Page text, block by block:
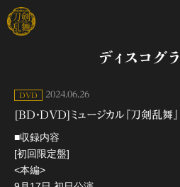
ディスコグ
DVD 2024.06.26
[BD・DVD]ミュージカル『刀剣乱舞
■収録内容
[初回限定盤]
<本編>